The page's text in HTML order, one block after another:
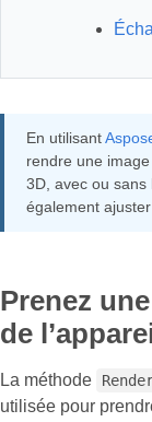
En utilisant
rendre une
3D, avec ou
également ajuster
Prenez
de
La méthode
utilisée pour